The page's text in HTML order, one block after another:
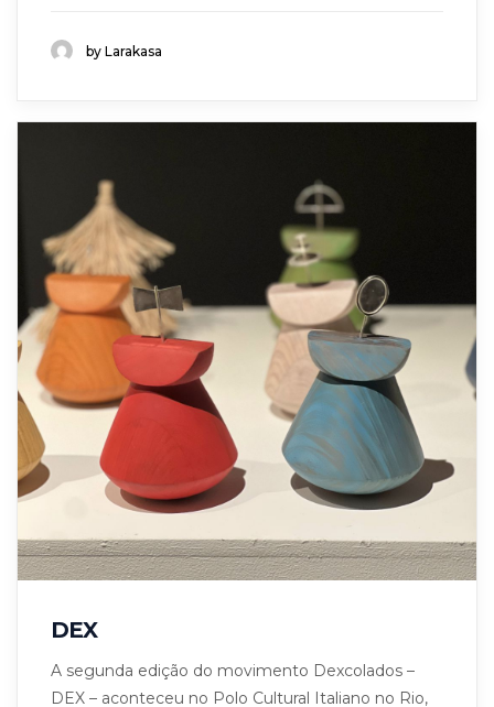
by Larakasa
DEX
A segunda edição do movimento Dexcolados –
DEX – aconteceu no Polo Cultural Italiano no Rio,